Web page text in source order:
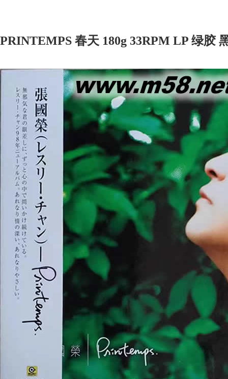
PRINTEMPS 春天 180g 33RPM LP 绿胶